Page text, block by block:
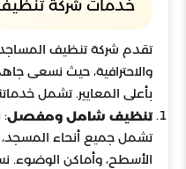
خدمات شركة
تقدم شركة تنظيف المساجد
والاحترافية، حيث نسعى
بأعلى المعايير. تشمل
تنظيف شامل ومفصل:
تشمل جميع أنحاء المسجد،
الأسطح، وأماكن الوضوء.